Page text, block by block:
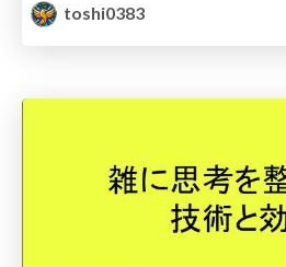
toshi0383